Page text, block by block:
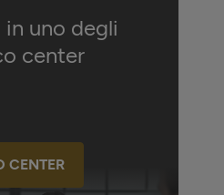
in uno degli
center
CENTER